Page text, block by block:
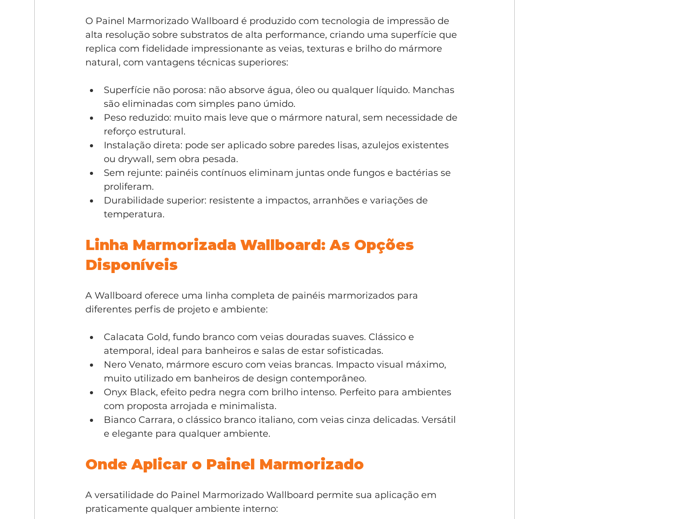
O Painel Marmorizado Wallboard é produzido com tecnologia de impressão de
alta resolução sobre substratos de alta performance, criando uma superfície que
replica com fidelidade impressionante as veias, texturas e brilho do mármore
natural, com vantagens técnicas superiores:
Superfície não porosa: não absorve água, óleo ou qualquer líquido. Manchas
são eliminadas com simples pano úmido.
Peso reduzido: muito mais leve que o mármore natural, sem necessidade de
reforço estrutural.
Instalação direta: pode ser aplicado sobre paredes lisas, azulejos existentes
ou drywall, sem obra pesada.
Sem rejunte: painéis contínuos eliminam juntas onde fungos e bactérias se
proliferam.
Durabilidade superior: resistente a impactos, arranhões e variações de
temperatura.
Linha Marmorizada Wallboard: As Opções
Disponíveis
A Wallboard oferece uma linha completa de painéis marmorizados para
diferentes perfis de projeto e ambiente:
Calacata Gold, fundo branco com veias douradas suaves. Clássico e
atemporal, ideal para banheiros e salas de estar sofisticadas.
Nero Venato, mármore escuro com veias brancas. Impacto visual máximo,
muito utilizado em banheiros de design contemporâneo.
Onyx Black, efeito pedra negra com brilho intenso. Perfeito para ambientes
com proposta arrojada e minimalista.
Bianco Carrara, o clássico branco italiano, com veias cinza delicadas. Versátil
e elegante para qualquer ambiente.
Onde Aplicar o Painel Marmorizado
A versatilidade do Painel Marmorizado Wallboard permite sua aplicação em
praticamente qualquer ambiente interno: